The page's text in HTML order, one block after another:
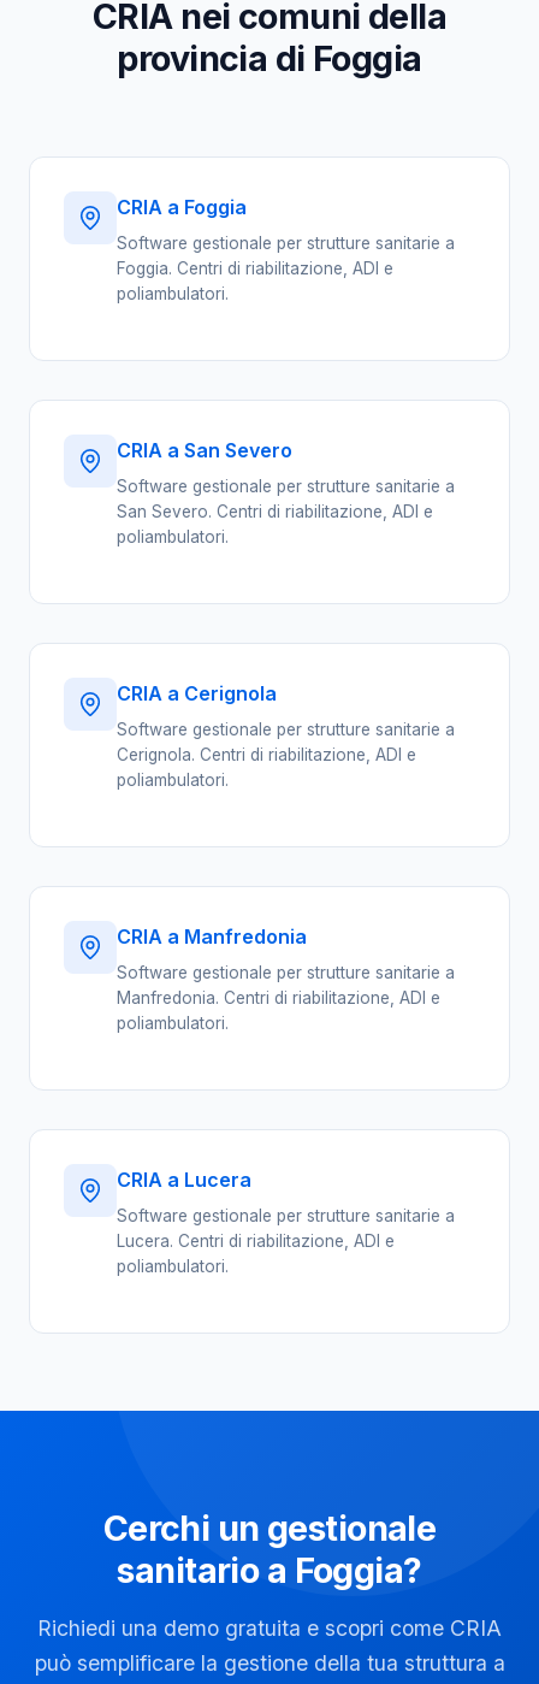
CRIA nei comuni della
provincia di Foggia
CRIA a Foggia
Software gestionale per strutture sanitarie a
Foggia. Centri di riabilitazione, ADI e
poliambulatori.
CRIA a San Severo
Software gestionale per strutture sanitarie a
San Severo. Centri di riabilitazione, ADI e
poliambulatori.
CRIA a Cerignola
Software gestionale per strutture sanitarie a
Cerignola. Centri di riabilitazione, ADI e
poliambulatori.
CRIA a Manfredonia
Software gestionale per strutture sanitarie a
Manfredonia. Centri di riabilitazione, ADI e
poliambulatori.
CRIA a Lucera
Software gestionale per strutture sanitarie a
Lucera. Centri di riabilitazione, ADI e
poliambulatori.
Cerchi un gestionale
sanitario a Foggia?
Richiedi una demo gratuita e scopri come CRIA
può semplificare la gestione della tua struttura a